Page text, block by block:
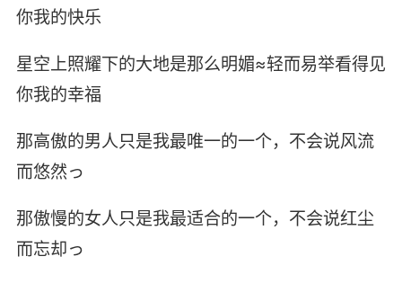
你我的快乐
星空上照耀下的大地是那么明媚≈轻而易举看得见
你我的幸福
那高傲的男人只是我最唯一的一个，不会说风流
而悠然っ
那傲慢的女人只是我最适合的一个，不会说红尘
而忘却っ